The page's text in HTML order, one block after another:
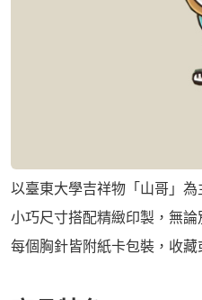
以臺東大學吉祥物「山哥」
小巧尺寸搭配精緻印製，無
每個胸針皆附紙卡包裝，收藏